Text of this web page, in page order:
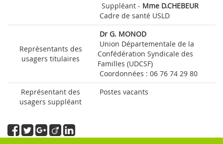
Suppléant - Mme D.CHEBEUR
Cadre de santé USLD
Représentants des
usagers titulaires
Dr G. MONOD
Union Départementale de la
Confédération Syndicale des
Familles (UDCSF)
Coordonnées : 06 76 74 29 80
Représentant des
usagers suppléant
Postes vacants